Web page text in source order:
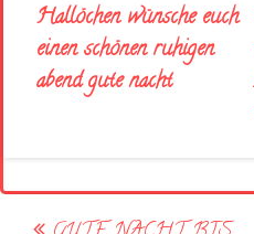
Hallöchen wünsche euch
einen schönen ruhigen
abend gute nacht